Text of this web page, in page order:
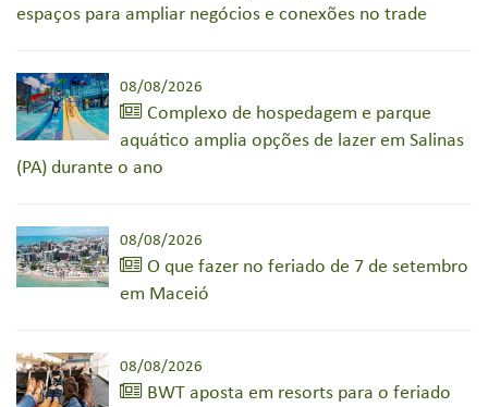
espaços para ampliar negócios e conexões no trade
08/08/2026
Complexo de hospedagem e parque
aquático amplia opções de lazer em Salinas
(PA) durante o ano
08/08/2026
O que fazer no feriado de 7 de setembro
em Maceió
08/08/2026
BWT aposta em resorts para o feriado